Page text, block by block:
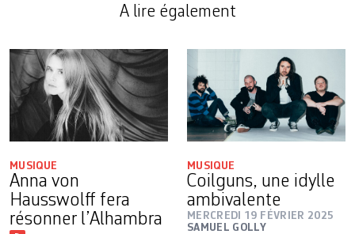
A lire également
MUSIQUE
Anna von
Hausswolff fera
résonner l’Alhambra
MUSIQUE
Coilguns, une idylle
ambivalente
MERCREDI 19 FÉVRIER 2025
SAMUEL GOLLY